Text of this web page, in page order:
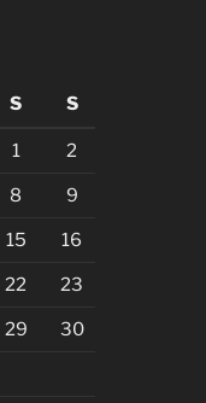
S S
1 2
8 9
15 16
22 23
29 30